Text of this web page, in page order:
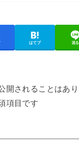
はてブ 送る
開されることはあり
項目です